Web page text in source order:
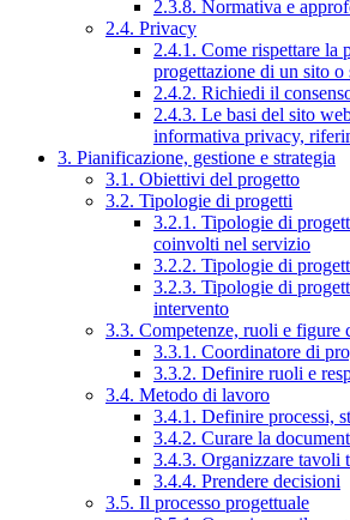
2.3.8. Normativa e
2.4. Privacy
2.4.1. Come rispettare la
progettazione di un sito
2.4.2. Richiedi il
2.4.3. Le basi del sito
informativa privacy,
3. Pianificazione, gestione e strategia
3.1. Obiettivi del progetto
3.2. Tipologie di progetti
3.2.1. Tipologie di
coinvolti nel servizio
3.2.2. Tipologie di
3.2.3. Tipologie di
intervento
3.3. Competenze, ruoli e figure
3.3.1. Coordinatore di
3.3.2. Definire ruoli e
3.4. Metodo di lavoro
3.4.1. Definire processi,
3.4.2. Curare la
3.4.3. Organizzare tavoli
3.4.4. Prendere decisioni
3.5. Il processo progettuale